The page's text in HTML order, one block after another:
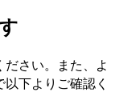
さい。また、よ
下よりご確認く